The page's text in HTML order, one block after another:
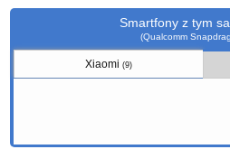
Smartfony z tym
(Qualcomm
Xiaomi(9)